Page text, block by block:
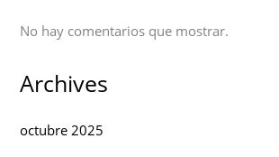
No hay comentarios que mostrar.
Archives
octubre 2025